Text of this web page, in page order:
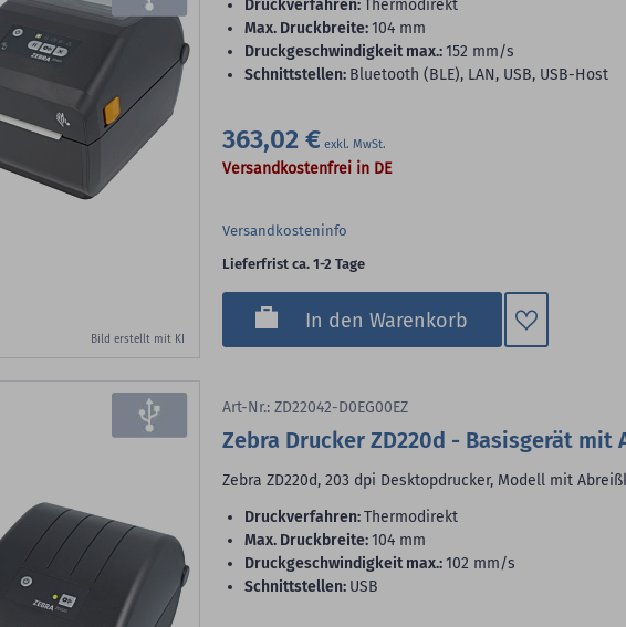
Bild erstellt mit KI
Druckverfahren:
Thermodirekt
max. Druckbreite:104 mm
Druckgeschwindigkeit max.:152 mm/s
Schnittstellen: Bluetooth (BLE), LAN, USB, USB-Host
363,02 €
Versandkostenfrei in DE
Versandkosteninfo
Lieferfrist ca. 1-2 Tage
In den Warenkorb
Zum
Art-Nr.: ZD22042-D0EG00EZ
Zebra Drucker ZD220d - Basisgerät mit
Zebra ZD220d, 203 dpi Desktopdrucker, Modell mit
Druckverfahren:Thermodirekt
max. Druckbreite:104 mm
Druckgeschwindigkeit max.:102 mm/s
Schnittstellen: USB